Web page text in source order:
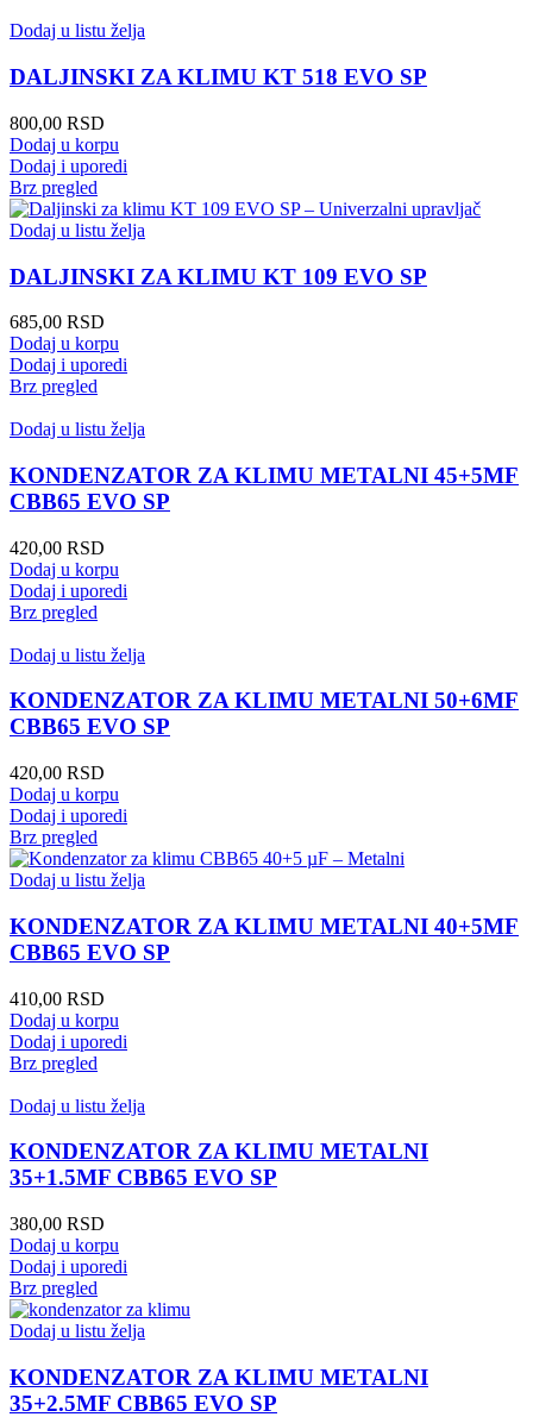
Dodaj u listu želja
DALJINSKI ZA KLIMU KT 518 EVO SP
800,00 RSD
Dodaj u korpu
Dodaj i uporedi
Brz pregled
Dodaj u listu želja
DALJINSKI ZA KLIMU KT 109 EVO SP
685,00 RSD
Dodaj u korpu
Dodaj i uporedi
Brz pregled
Dodaj u listu želja
KONDENZATOR ZA KLIMU METALNI 45+5MF
CBB65 EVO SP
420,00 RSD
Dodaj u korpu
Dodaj i uporedi
Brz pregled
Dodaj u listu želja
KONDENZATOR ZA KLIMU METALNI 50+6MF
CBB65 EVO SP
420,00 RSD
Dodaj u korpu
Dodaj i uporedi
Brz pregled
Dodaj u listu želja
KONDENZATOR ZA KLIMU METALNI 40+5MF
CBB65 EVO SP
410,00 RSD
Dodaj u korpu
Dodaj i uporedi
Brz pregled
Dodaj u listu želja
KONDENZATOR ZA KLIMU METALNI
35+1.5MF CBB65 EVO SP
380,00 RSD
Dodaj u korpu
Dodaj i uporedi
Brz pregled
Dodaj u listu želja
KONDENZATOR ZA KLIMU METALNI
35+2.5MF CBB65 EVO SP